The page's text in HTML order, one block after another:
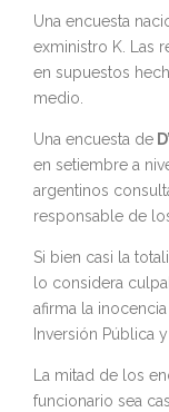
Una encuesta
exministro K. Las
en supuestos
medio.
Una encuesta de
en setiembre a
argentinos
responsable de
Si bien casi la
lo considera
afirma la
Inversión Pública
La mitad de los
funcionario sea